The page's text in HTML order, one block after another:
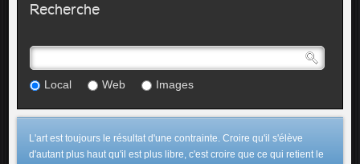
Recherche
Local Web Images
L'art est toujours le résultat d'une contrainte. Croire qu'il s'élève
d'autant plus haut qu'il est plus libre, c'est croire que ce qui retient le